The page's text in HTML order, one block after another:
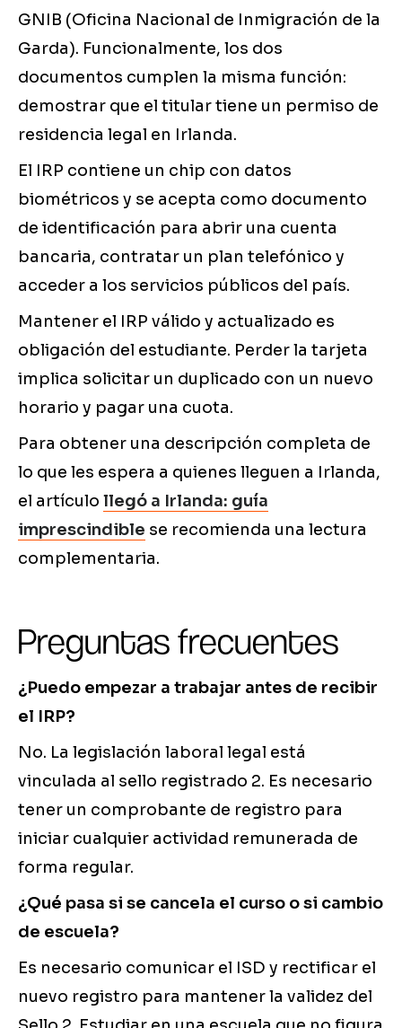
GNIB (Oficina Nacional de Inmigración de la
Garda). Funcionalmente, los dos
documentos cumplen la misma función:
demostrar que el titular tiene un permiso de
residencia legal en Irlanda.
El IRP contiene un chip con datos
biométricos y se acepta como documento
de identificación para abrir una cuenta
bancaria, contratar un plan telefónico y
acceder a los servicios públicos del país.
Mantener el IRP válido y actualizado es
obligación del estudiante. Perder la tarjeta
implica solicitar un duplicado con un nuevo
horario y pagar una cuota.
Para obtener una descripción completa de
lo que les espera a quienes lleguen a Irlanda,
el artículo llegó a Irlanda: guía
imprescindible se recomienda una lectura
complementaria.
Preguntas frecuentes
¿Puedo empezar a trabajar antes de recibir
el IRP?
No. La legislación laboral legal está
vinculada al sello registrado 2. Es necesario
tener un comprobante de registro para
iniciar cualquier actividad remunerada de
forma regular.
¿Qué pasa si se cancela el curso o si cambio
de escuela?
Es necesario comunicar el ISD y rectificar el
nuevo registro para mantener la validez del